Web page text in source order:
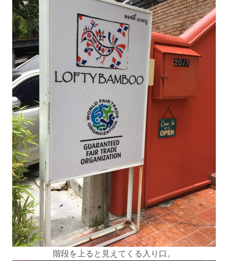
階段を上ると見えてくる入り口。